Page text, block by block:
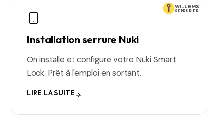
WILLEMS
SERRURIER
Installation serrure Nuki
On installe et configure votre Nuki Smart
Lock. Prêt à l'emploi en sortant.
LIRE LA SUITE